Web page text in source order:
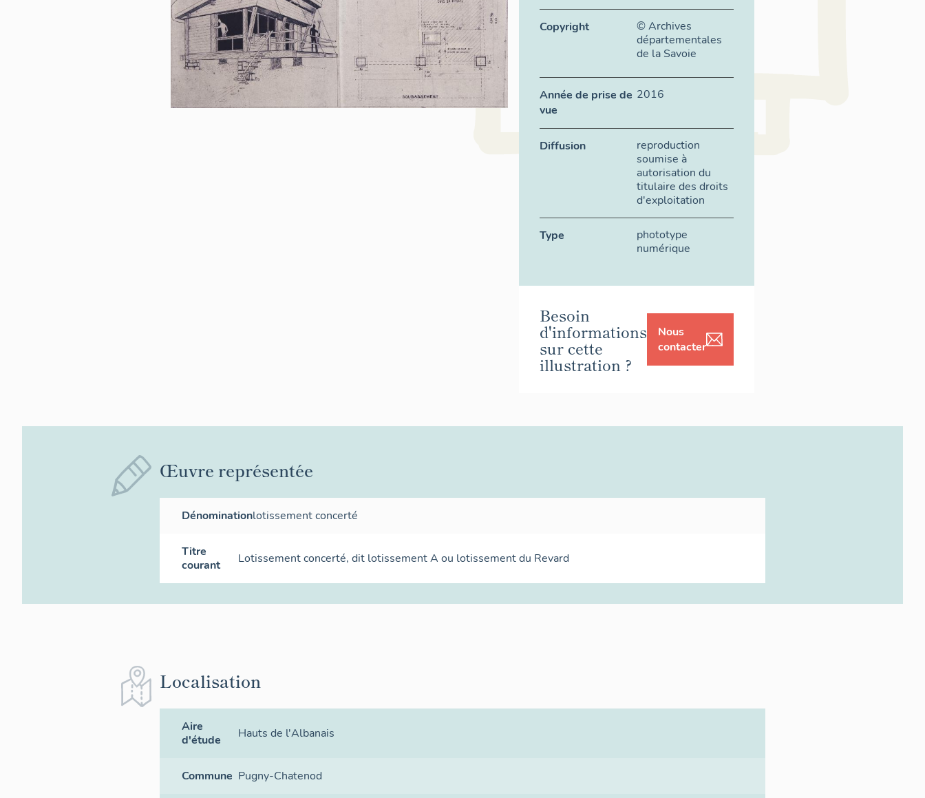
Copyright
© Archives
départementales
de la Savoie
Année de prise de
vue
2016
Diffusion
reproduction
soumise à
autorisation du
titulaire des droits
d'exploitation
Type
phototype
numérique
Besoin
d'informations
sur cette
illustration ?
Nous
contacter
Œuvre représentée
Dénominationlotissement concerté
Titre
courant
Lotissement concerté, dit lotissement A ou lotissement du Revard
Localisation
Aire
d'étude
Hauts de l'Albanais
Commune Pugny-Chatenod